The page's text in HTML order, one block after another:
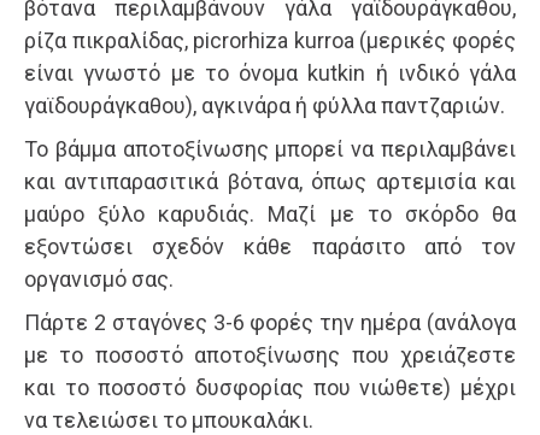
βότανα περιλαμβάνουν γάλα γαϊδουράγκαθου,
ρίζα πικραλίδας, picrorhiza kurroa (μερικές φορές
είναι γνωστό με το όνομα kutkin ή ινδικό γάλα
γαϊδουράγκαθου), αγκινάρα ή φύλλα παντζαριών.
Το βάμμα αποτοξίνωσης μπορεί να περιλαμβάνει
και αντιπαρασιτικά βότανα, όπως αρτεμισία και
μαύρο ξύλο καρυδιάς. Μαζί με το σκόρδο θα
εξοντώσει σχεδόν κάθε παράσιτο από τον
οργανισμό σας.
Πάρτε 2 σταγόνες 3-6 φορές την ημέρα (ανάλογα
με το ποσοστό αποτοξίνωσης που χρειάζεστε
και το ποσοστό δυσφορίας που νιώθετε) μέχρι
να τελειώσει το μπουκαλάκι.